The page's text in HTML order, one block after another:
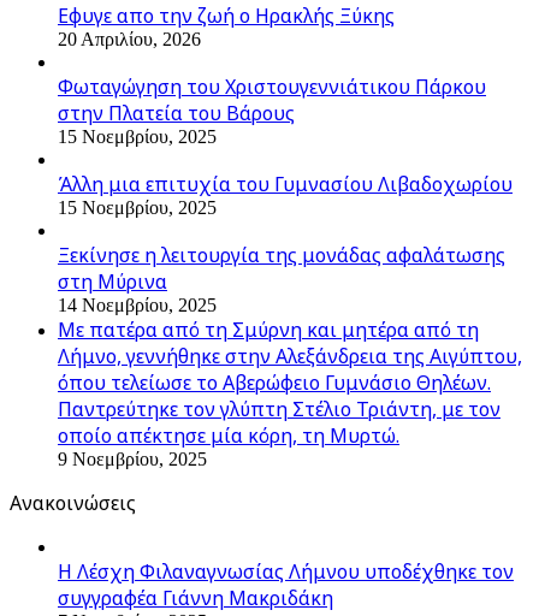
Εφυγε απο την ζωή o Ηρακλής Ξύκης
20 Απριλίου, 2026
Φωταγώγηση του Χριστουγεννιάτικου Πάρκου
στην Πλατεία του Βάρους
15 Νοεμβρίου, 2025
Άλλη μια επιτυχία του Γυμνασίου Λιβαδοχωρίου
15 Νοεμβρίου, 2025
Ξεκίνησε η λειτουργία της μονάδας αφαλάτωσης
στη Μύρινα
14 Νοεμβρίου, 2025
Με πατέρα από τη Σμύρνη και μητέρα από τη
Λήμνο, γεννήθηκε στην Αλεξάνδρεια της Αιγύπτου,
όπου τελείωσε το Αβερώφειο Γυμνάσιο Θηλέων.
Παντρεύτηκε τον γλύπτη Στέλιο Τριάντη, με τον
οποίο απέκτησε μία κόρη, τη Μυρτώ.
9 Νοεμβρίου, 2025
Ανακοινώσεις
Η Λέσχη Φιλαναγνωσίας Λήμνου υποδέχθηκε τον
συγγραφέα Γιάννη Μακριδάκη